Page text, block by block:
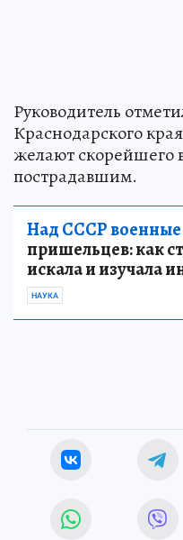
Руководитель
Краснодарского
желают скорейшего
пострадавшим.
Над СССР военные
пришельцев: как
искала и изучала
НАУКА